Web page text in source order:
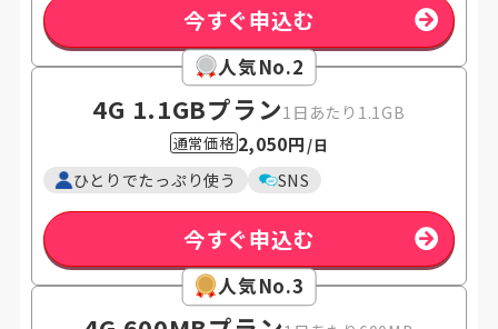
今すぐ申込む
人気No.2
4G 1.1GBプラン1日あたり1.1GB
通常価格2,050円 /日
ひとりでたっぷり使う SNS
今すぐ申込む
人気No.3